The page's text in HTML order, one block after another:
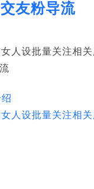
友粉导流
人设批量关注相
人设批量关注相